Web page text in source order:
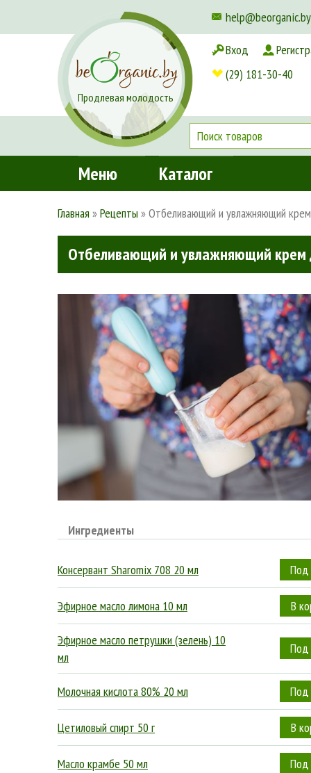
help@beorganic.by
Доставка и оплата
Продлевая молодость
Вход
(29) 181-30-40
Меню Каталог
Главная »Рецепты »Отбеливающий и увлажняющий
Отбеливающий и увлажняющий
Ингредиенты
Консервант Sharomix 708 20 мл
Эфирное масло лимона 10 мл
Эфирное масло петрушки (зелень) 10
мл
Молочная кислота 80% 20 мл
Цетиловый спирт 50 г
Масло крамбе 50 мл